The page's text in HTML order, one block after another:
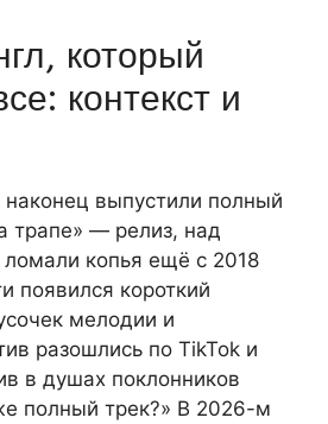
который
контекст и
наконец выпустили полный
трапе» — релиз, над
копья ещё с 2018
появился короткий
мелодии и
разошлись по TikTok и
в душах поклонников
полный трек?» В 2026-м